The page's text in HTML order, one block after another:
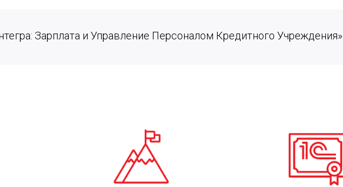
Зарплата и Управление Персоналом Кредитного Учреждения»